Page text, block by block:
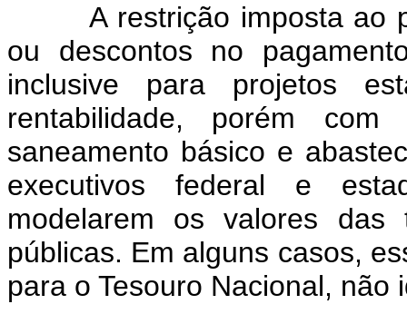
A restrição imposta ao
ou descontos no
inclusive para projetos
rentabilidade, porém
saneamento básico e
executivos federal e
modelarem os valores
públicas. Em alguns casos,
para o Tesouro Nacional,